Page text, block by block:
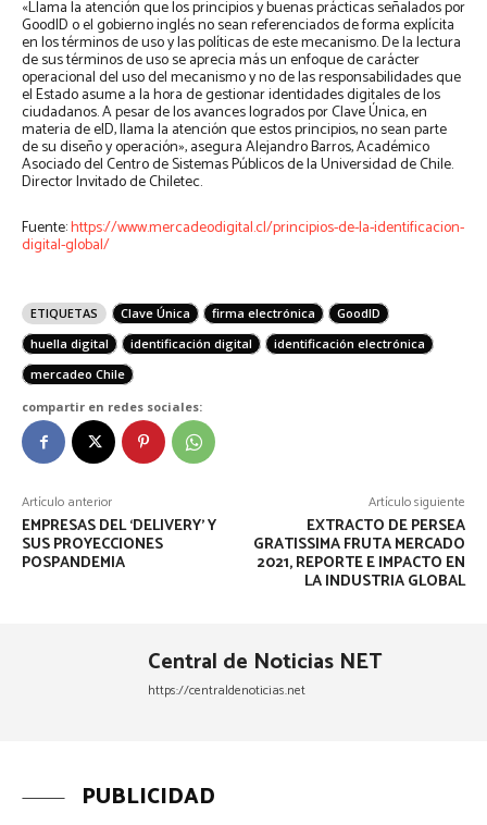
«Llama la atención que los principios y buenas prácticas señalados por
GoodID o el gobierno inglés no sean referenciados de forma explícita
en los términos de uso y las políticas de este mecanismo. De la lectura
de sus términos de uso se aprecia más un enfoque de carácter
operacional del uso del mecanismo y no de las responsabilidades que
el Estado asume a la hora de gestionar identidades digitales de los
ciudadanos. A pesar de los avances logrados por Clave Única, en
materia de eID, llama la atención que estos principios, no sean parte
de su diseño y operación», asegura Alejandro Barros, Académico
Asociado del Centro de Sistemas Públicos de la Universidad de Chile.
Director Invitado de Chiletec.
Fuente:https://www.mercadeodigital.cl/principios-de-la-identificacion-
digital-global/
ETIQUETAS Clave Única firma electrónica
GoodID
huella digital
identificación digital
identificación electrónica
mercadeo Chile
compartir en redes sociales:
Artículo anterior
EMPRESAS DEL ‘DELIVERY’ Y
SUS PROYECCIONES
POSPANDEMIA
Artículo siguiente
EXTRACTO DE PERSEA
GRATISSIMA FRUTA MERCADO
2021, REPORTE E IMPACTO EN
LA INDUSTRIA GLOBAL
Central de Noticias NET
https://centraldenoticias.net
PUBLICIDAD